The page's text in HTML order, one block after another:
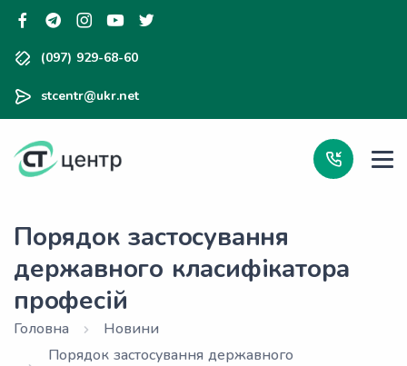
(097) 929-68-60
stcentr@ukr.net
Порядок застосування
державного класифікатора
професій
Головна
Новини
Порядок застосування державного